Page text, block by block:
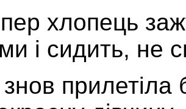
хлопець
і сидить, не
прилетіла